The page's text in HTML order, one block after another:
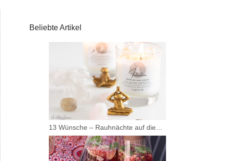
Beliebte Artikel
13 Wünsche – Rauhnächte auf die…